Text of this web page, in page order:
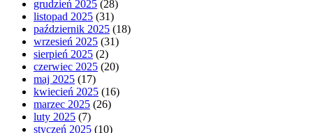
grudzień 2025 (28)
listopad 2025 (31)
październik 2025 (18)
wrzesień 2025 (31)
sierpień 2025 (2)
czerwiec 2025 (20)
maj 2025 (17)
kwiecień 2025 (16)
marzec 2025 (26)
luty 2025 (7)
styczeń 2025 (10)